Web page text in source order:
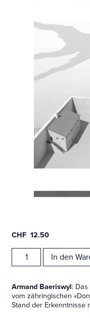
CHF 12.50
Zeitschrift,
Mittelalter
Menge
In den
Armand Baeriswyl:
vom zähringischen
Stand der Erkenntnisse